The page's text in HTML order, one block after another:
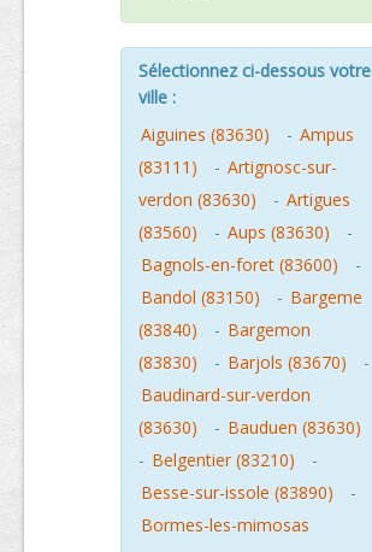
Sélectionnez ci-dessous votre
ville :
Aiguines (83630)
- Ampus
(83111)
- Artignosc-sur-
verdon (83630)
- Artigues
(83560)
- Aups (83630)
-
Bagnols-en-foret (83600)
-
Bandol (83150)
- Bargeme
(83840)
- Bargemon
(83830)
- Barjols (83670)
-
Baudinard-sur-verdon
(83630)
- Bauduen (83630)
- Belgentier (83210)
-
Besse-sur-issole (83890)
-
Bormes-les-mimosas